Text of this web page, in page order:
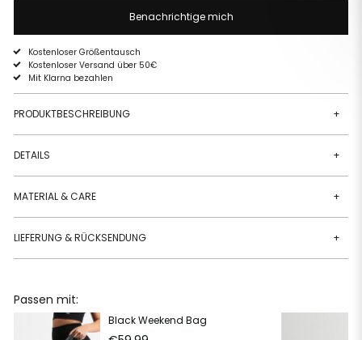
Benachrichtige mich
Kostenloser Größentausch
Kostenloser Versand über 50€
Mit Klarna bezahlen
PRODUKTBESCHREIBUNG +
DETAILS +
MATERIAL & CARE +
LIEFERUNG & RÜCKSENDUNG +
Passen mit:
Black Weekend Bag